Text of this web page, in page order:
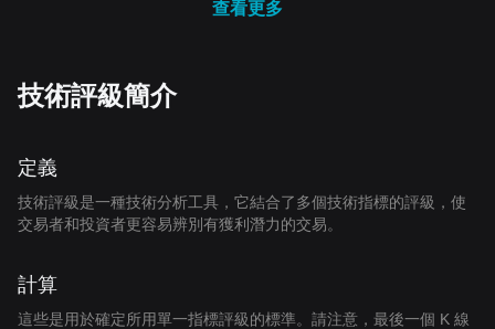
查看更多
技術評級簡介
定義
技術評級是一種技術分析工具，它結合了多個技術指標的評級，使
交易者和投資者更容易辨別有獲利潛力的交易。
計算
這些是用於確定所用單一指標評級的標準。請注意，最後一個 K 線